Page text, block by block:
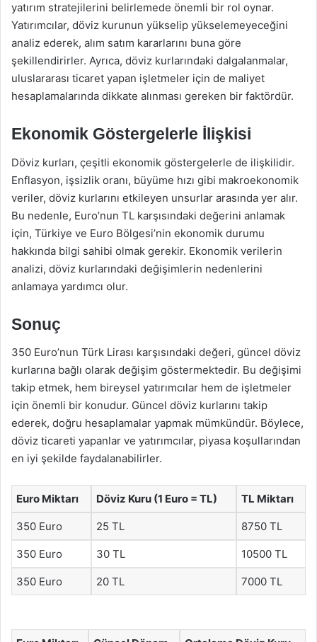
yatırım stratejilerini belirlemede önemli bir rol oynar.
Yatırımcılar, döviz kurunun yükselip yükselemeyeceğini
analiz ederek, alım satım kararlarını buna göre
şekillendirirler. Ayrıca, döviz kurlarındaki dalgalanmalar,
uluslararası ticaret yapan işletmeler için de maliyet
hesaplamalarında dikkate alınması gereken bir faktördür.
Ekonomik Göstergelerle İlişkisi
Döviz kurları, çeşitli ekonomik göstergelerle de ilişkilidir.
Enflasyon, işsizlik oranı, büyüme hızı gibi makroekonomik
veriler, döviz kurlarını etkileyen unsurlar arasında yer alır.
Bu nedenle, Euro’nun TL karşısındaki değerini anlamak
için, Türkiye ve Euro Bölgesi’nin ekonomik durumu
hakkında bilgi sahibi olmak gerekir. Ekonomik verilerin
analizi, döviz kurlarındaki değişimlerin nedenlerini
anlamaya yardımcı olur.
Sonuç
350 Euro’nun Türk Lirası karşısındaki değeri, güncel döviz
kurlarına bağlı olarak değişim göstermektedir. Bu değişimi
takip etmek, hem bireysel yatırımcılar hem de işletmeler
için önemli bir konudur. Güncel döviz kurlarını takip
ederek, doğru hesaplamalar yapmak mümkündür. Böylece,
döviz ticareti yapanlar ve yatırımcılar, piyasa koşullarından
en iyi şekilde faydalanabilirler.
Euro Miktarı Döviz Kuru (1 Euro = TL) TL Miktarı
350 Euro 25 TL 8750 TL
350 Euro 30 TL 10500 TL
350 Euro 20 TL 7000 TL